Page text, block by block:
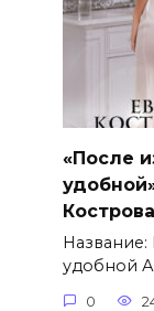
«После
Кострова
Название:
удобной
0